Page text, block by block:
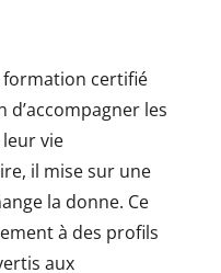
formation certifié
les
vie
il mise sur une
la donne. Ce
à des profils
aux